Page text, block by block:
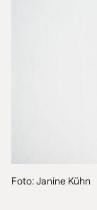
Foto: Janine Kühn